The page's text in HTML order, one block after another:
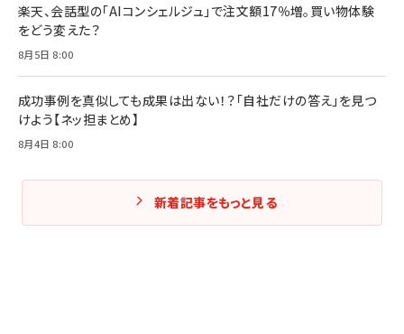
楽天、会話型の「AIコンシェルジュ」で注文額17％増。買い物体験
をどう変えた？
8月5日 8:00
成功事例を真似しても成果は出ない！？「自社だけの答え」を見つ
けよう【ネッ担まとめ】
8月4日 8:00
新着記事をもっと見る